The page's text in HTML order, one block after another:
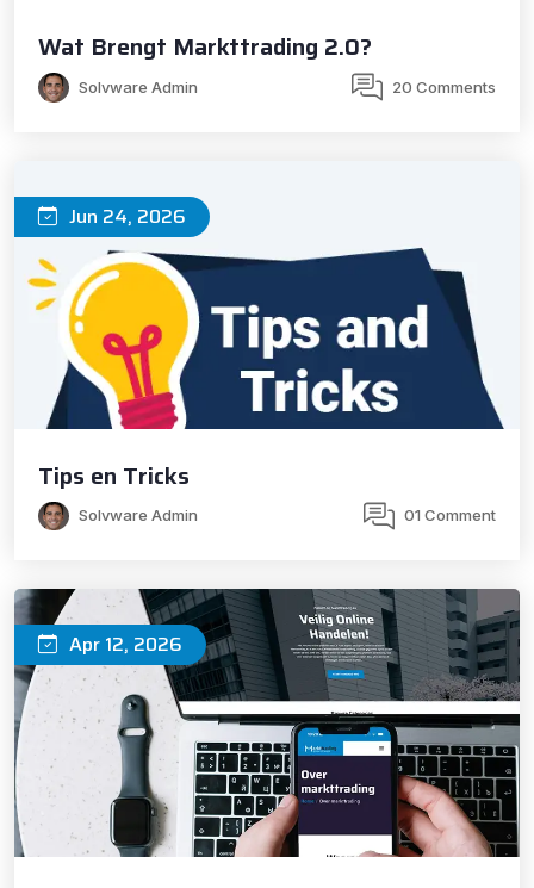
Wat Brengt Markttrading 2.0?
Solvware Admin 20 Comments
Jun 24, 2026
Tips en Tricks
Solvware Admin 01 Comment
Apr 12, 2026